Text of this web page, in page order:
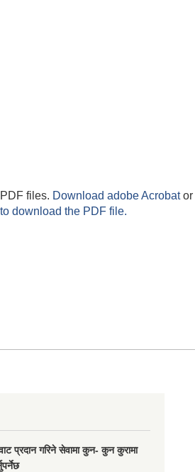
files. Download adobe Acrobator
download the PDF file.
प्रदान गरिने सेवामा कुन- कुन कुरामा